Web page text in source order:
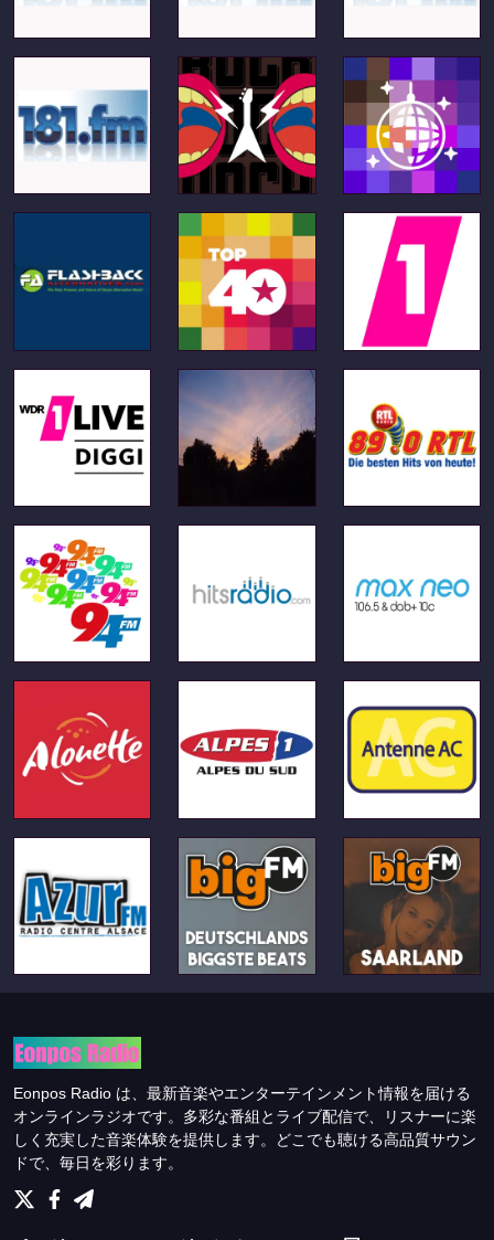
Eonpos Radio は、最新音楽やエンターテインメント情報を届ける
オンラインラジオです。多彩な番組とライブ配信で、リスナーに楽
しく充実した音楽体験を提供します。どこでも聴ける高品質サウン
ドで、毎日を彩ります。